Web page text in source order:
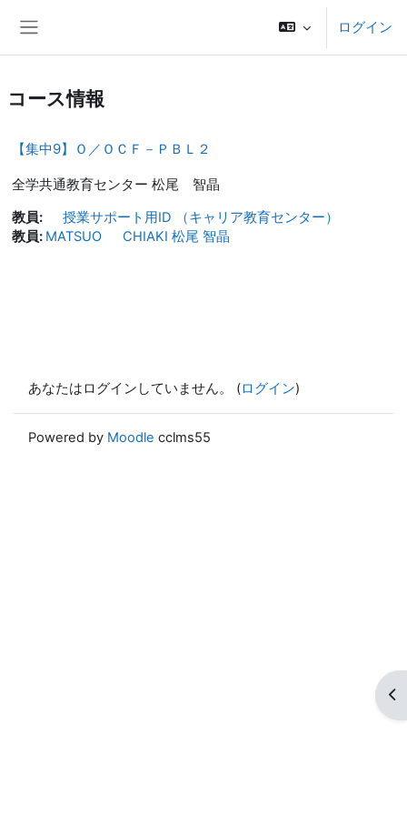
ログイン
ブ
コース情報
【集中9】Ｏ／ＯＣＦ－ＰＢＬ２
全学共通教育センター 松尾 智晶
教員:
授業サポート用ID （キャリア教育センター）
教員: MATSUO CHIAKI 松尾 智晶
あなたはログインしていません。 (ログイン)
Powered by Moodle cclms55